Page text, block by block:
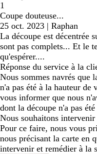
1
Coupe douteuse...
25 oct. 2023 | Raphan
La découpe est décentrée
sont pas complets... Et le
qu'espérer....
Réponse du service à la
Nous sommes navrés que
n'a pas été à la hauteur de
vous informer que nous
dont la découpe n'a pas
Nous souhaitons
Pour ce faire, nous vous
nous précisant la carte en
intervenir et remédier à la